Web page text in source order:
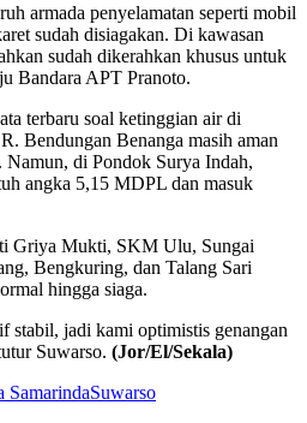
armada penyelamatan seperti mobil
sudah disiagakan. Di kawasan
sudah dikerahkan khusus untuk
Bandara APT Pranoto.
terbaru soal ketinggian air di
Bendungan Benanga masih aman
di Pondok Surya Indah,
angka 5,15 MDPL dan masuk
Griya Mukti, SKM Ulu, Sungai
Bengkuring, dan Talang Sari
hingga siaga.
stabil, jadi kami optimistis genangan
Suwarso. (Jor/El/Sekala)
Suwarso